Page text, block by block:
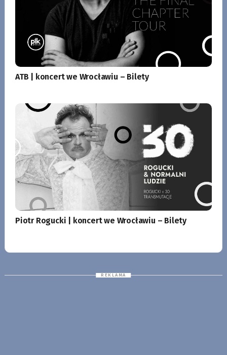
ATB | koncert we Wrocławiu – Bilety
Piotr Rogucki | koncert we Wrocławiu – Bilety